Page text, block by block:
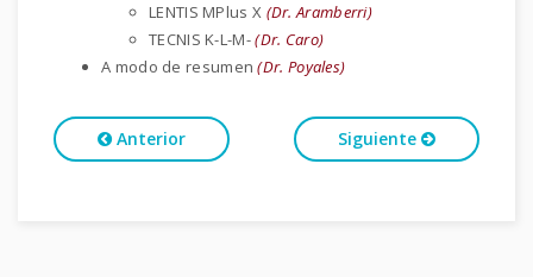
LENTIS MPlus X (Dr. Aramberri)
TECNIS K-L-M-(Dr. Caro)
A modo de resumen(Dr. Poyales)
Anterior Siguiente